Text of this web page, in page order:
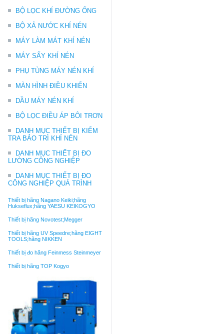
BỘ LỌC KHÍ ĐƯỜNG ỐNG
BỘ XẢ NƯỚC KHÍ NÉN
MÁY LÀM MÁT KHÍ NÉN
MÁY SẤY KHÍ NÉN
PHỤ TÙNG MÁY NÉN KHÍ
MÀN HÌNH ĐIỀU KHIỂN
DẦU MÁY NÉN KHÍ
BỘ LỌC ĐIỀU ÁP BÔI TRƠN
DANH MỤC THIẾT BỊ KIỂM
TRA BẢO TRÌ KHÍ NÉN
DANH MỤC THIẾT BỊ ĐO
LƯỜNG CÔNG NGHIỆP
DANH MỤC THIẾT BỊ ĐO
CÔNG NGHIỆP QUÁ TRÌNH
Thiết bị hãng Nagano Keiki;hãng
Hukseflux;hãng YAESU KEIKOGYO
Thiết bị hãng Novotest;Megger
Thiết bị hãng UV Speedre;hãng EIGHT
TOOLS;hãng NIKKEN
Thiết bị đo hãng Feinmess Steinmeyer
Thiết bị hãng TOP Kogyo